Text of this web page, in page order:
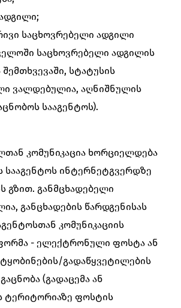
საცხოვრებელი ადგილი
საცხოვრებელი ადგილის
სტატუსის
ვალდებულია, აღნიშნულის
სააგენტოს).
კომუნიკაცია ხორციელდება
სააგენტოს ინტერნეტგვერდზე
გზით. განმცხადებელი
განცხადების წარდგენისას
კომუნიკაციის
- ელექტრონული ფოსტა ან
გადაწყვეტილების
(გადაცემა ან
ტერიტორიაზე ფოსტის